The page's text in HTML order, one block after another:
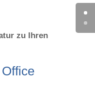
zu Ihren